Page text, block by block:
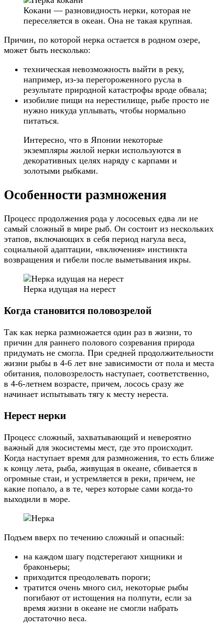
Кокани — разновидность нерки, которая не
переселяется в океан. Она не такая крупная.
Причин, по которой нерка остается в родном озере,
может быть несколько:
техническая невозможность выйти в реку,
например, из-за перегороженного русла в
результате природной катастрофы вроде обвала;
изобилие пищи на нерестилище, рыбе просто не
нужно никуда уплывать, чтобы нормально
питаться.
Интересно, что в Японии некоторые
экземпляры жилой нерки используются в
декоративных целях наряду с карпами и
золотыми рыбками.
Особенности размножения
Процесс продолжения рода у лососевых едва ли не
самый сложный в мире рыб. Он состоит из нескольких
этапов, включающих в себя период нагула веса,
социальной адаптации, «включения» инстинкта
возвращения и гибели после выметывания икры.
Нерка идущая на нерест
Когда становится половозрелой
Так как нерка размножается один раз в жизни, то
причин для раннего полового созревания природа
придумать не смогла. При средней продолжительности
жизни рыбы в 4-6 лет вне зависимости от пола и места
обитания, половозрелость наступает, соответственно,
в 4-6-летнем возрасте, причем, лосось сразу же
начинает испытывать тягу к месту нереста.
Нерест нерки
Процесс сложный, захватывающий и невероятно
важный для экосистемы мест, где это происходит.
Когда наступает время для размножения, то есть ближе
к концу лета, рыба, живущая в океане, сбивается в
огромные стаи, и устремляется в реки, причем, не
какие попало, а в те, через которые сами когда-то
выходили в море.
Подъем вверх по течению сложный и опасный:
на каждом шагу подстерегают хищники и
браконьеры;
приходится преодолевать пороги;
тратится очень много сил, некоторые рыбы
погибают от истощения на полпути, если за
время жизни в океане не смогли набрать
достаточно веса.